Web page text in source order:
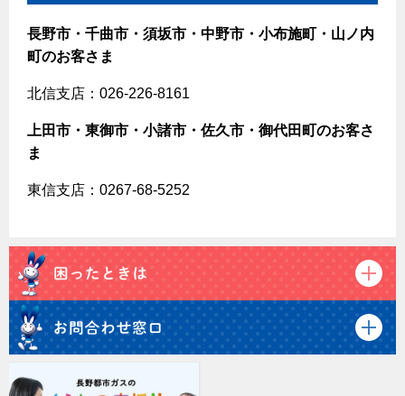
長野市・千曲市・須坂市・中野市・小布施町・山ノ内
町のお客さま
北信支店：026-226-8161
上田市・東御市・小諸市・佐久市・御代田町のお客さ
ま
東信支店：0267-68-5252